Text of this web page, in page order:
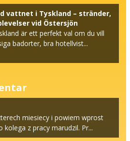
vattnet i Tyskland – stränder,
vid Östersjön
är ett perfekt val om du vill
badorter, bra hotellvist...
miesiecy i powiem wprost
z pracy marudzil. Pr...